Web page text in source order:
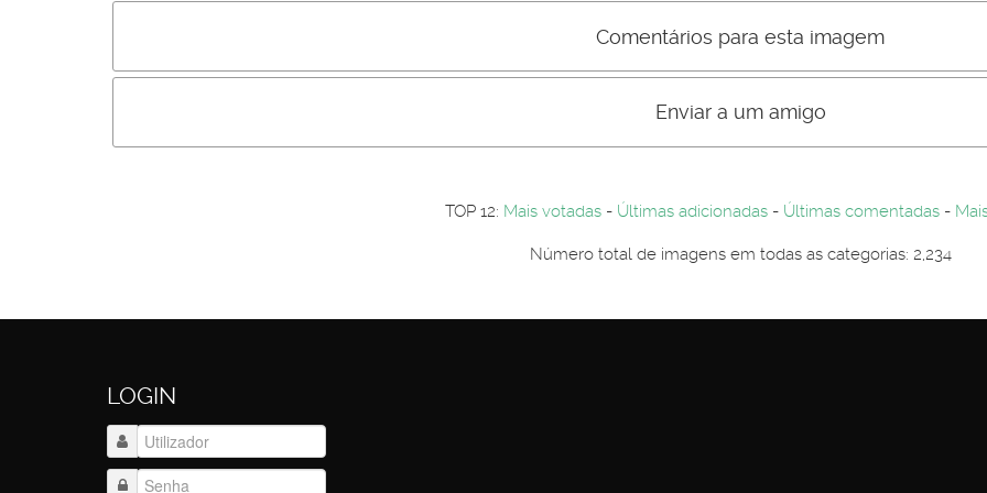
Comentários para esta imagem
Os comentário não são visiveis para visitantes. Por-favor registe-
Os visitantes não estão autorizados a colocar comentários. Por-favor registe-se...Enviar a um amigo
Primeiro autentique-se...
TOP 12: Mais votadas - Últimas adicionadas - Últimas comentadas -
Número total de imagens em todas as categorias: 2,234
LOGIN